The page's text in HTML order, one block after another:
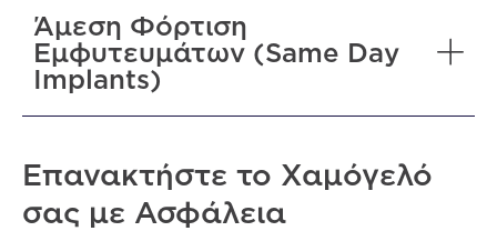
Άμεση Φόρτιση
Εμφυτευμάτων (Same Day
Implants)
Επανακτήστε το Χαμόγελό
σας με Ασφάλεια